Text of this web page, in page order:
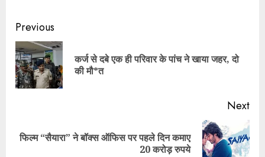
Continue
Reading
Previous
कर्ज से दबे एक ही परिवार के पांच ने खाया जहर, दो
की मौ*त
Next
Next
फिल्म “सैयारा” ने बॉक्स ऑफिस पर पहले दिन कमाए
20 करोड़ रुपये